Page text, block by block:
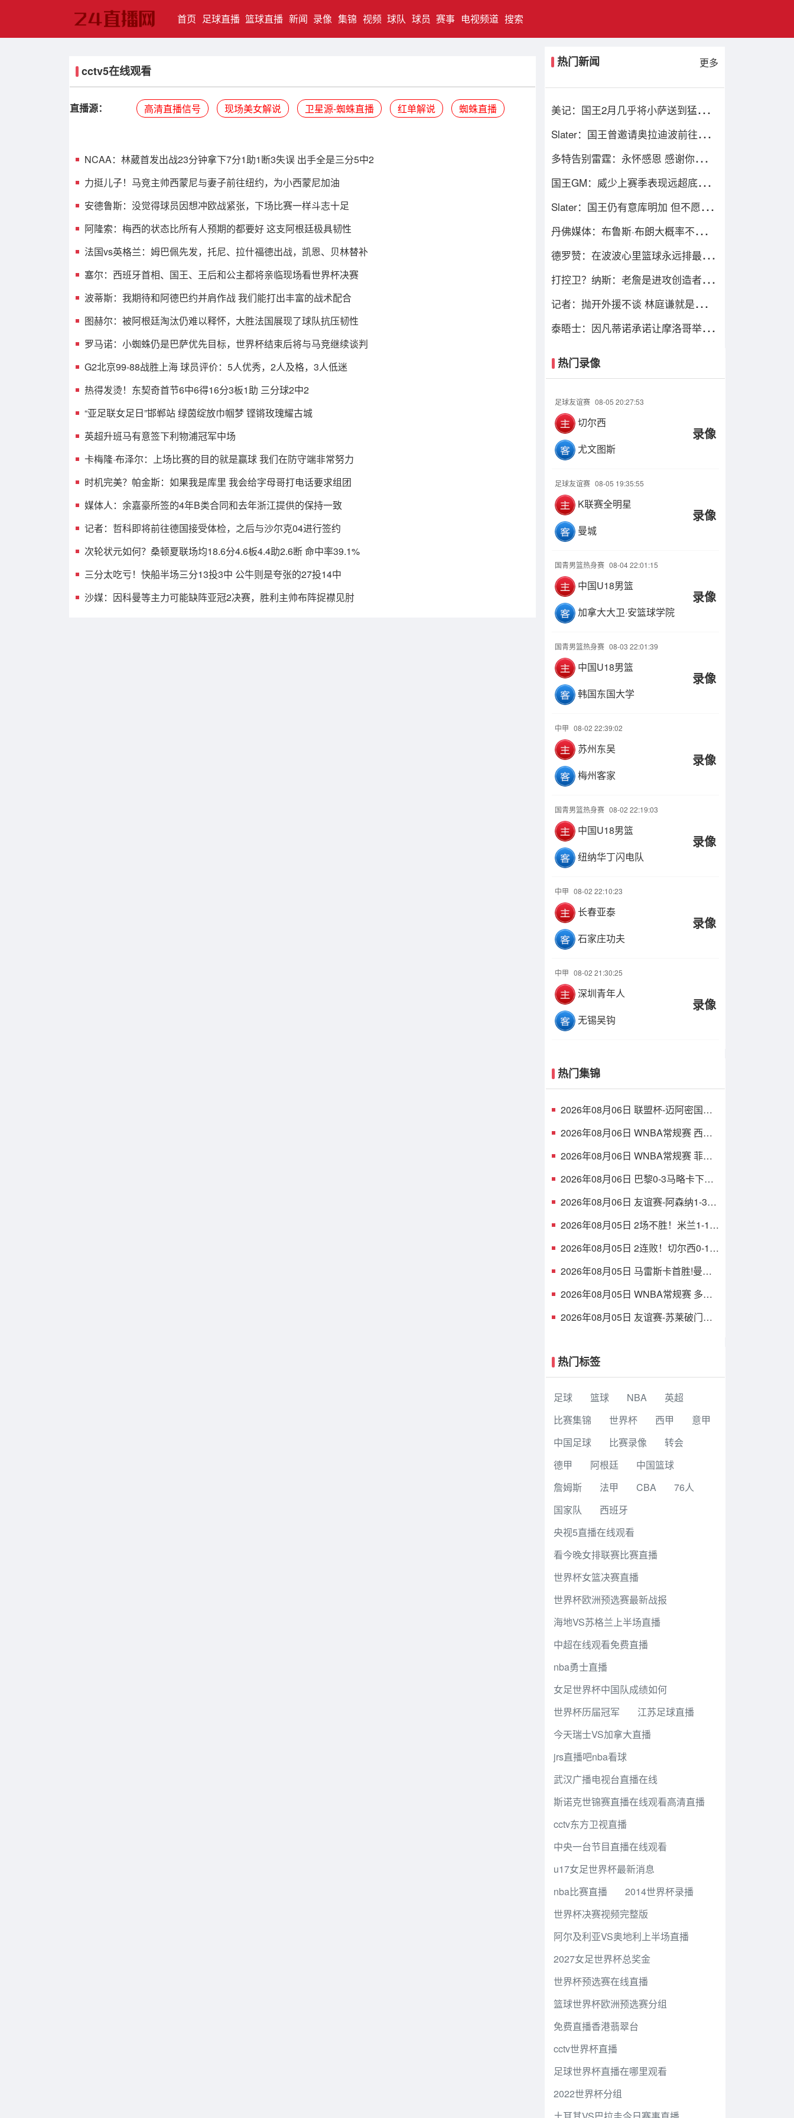
首页 (current)
足球直播 篮球直播 新闻 录像 集锦 视频 球队 球员 赛事 电视频道 搜索
cctv5在线观看
直播源： 高清直播信号 现场美女解说 卫星源-蜘蛛直播 红单解说 蜘蛛直播
NCAA：林葳首发出战23分钟拿下7分1助1断3失误 出手全是三分5中2
力挺儿子！马竞主帅西蒙尼与妻子前往纽约，为小西蒙尼加油
安德鲁斯：没觉得球员因想冲欧战紧张，下场比赛一样斗志十足
阿隆索：梅西的状态比所有人预期的都要好 这支阿根廷极具韧性
法国vs英格兰：姆巴佩先发，托尼、拉什福德出战，凯恩、贝林替补
塞尔：西班牙首相、国王、王后和公主都将亲临现场看世界杯决赛
波蒂斯：我期待和阿德巴约并肩作战 我们能打出丰富的战术配合
图赫尔：被阿根廷淘汰仍难以释怀，大胜法国展现了球队抗压韧性
罗马诺：小蜘蛛仍是巴萨优先目标，世界杯结束后将与马竞继续谈判
G2北京99-88战胜上海 球员评价：5人优秀，2人及格，3人低迷
热得发烫！东契奇首节6中6得16分3板1助 三分球2中2
“亚足联女足日”邯郸站 绿茵绽放巾帼梦 铿锵玫瑰耀古城
英超升班马有意签下利物浦冠军中场
卡梅隆·布泽尔：上场比赛的目的就是赢球 我们在防守端非常努力
时机完美？帕金斯：如果我是库里 我会给字母哥打电话要求组团
媒体人：余嘉豪所签的4年B类合同和去年浙江提供的保持一致
记者：哲科即将前往德国接受体检，之后与沙尔克04进行签约
次轮状元如何？桑顿夏联场均18.6分4.6板4.4助2.6断 命中率39.1%
三分太吃亏！快船半场三分13投3中 公牛则是夸张的27投14中
沙媒：因科曼等主力可能缺阵亚冠2决赛，胜利主帅布阵捉襟见肘
热门新闻 更多
美记：国王2月几乎将小萨送到猛龙
Slater：国王曾邀请奥拉迪波前往萨克
多特告别雷霆：永怀感恩 感谢你们七
国王GM：威少上赛季表现远超底薪
Slater：国王仍有意库明加 但不愿先
丹佛媒体：布鲁斯·布朗大概率不会回
德罗赞：在波波心里篮球永远排最后
打控卫？纳斯：老詹是进攻创造者 能
记者：抛开外援不谈 林庭谦就是天津
泰晤士：因凡蒂诺承诺让摩洛哥举办
热门录像
足球友谊赛 08-05 20:27:53
切尔西
尤文图斯
录像
足球友谊赛 08-05 19:35:55
K联赛全明星
曼城
录像
国青男篮热身赛 08-04 22:01:15
中国U18男篮
加拿大大卫·安篮球学院
录像
国青男篮热身赛 08-03 22:01:39
中国U18男篮
韩国东国大学
录像
中甲 08-02 22:39:02
苏州东吴
梅州客家
录像
国青男篮热身赛 08-02 22:19:03
中国U18男篮
纽纳华丁闪电队
录像
中甲 08-02 22:10:23
长春亚泰
石家庄功夫
录像
中甲 08-02 21:30:25
深圳青年人
无锡吴钩
录像
热门集锦
2026年08月06日 联盟杯-迈阿密国际
帽
2026年08月06日 WNBA常规赛 西雅
2026年08月06日 WNBA常规赛 菲尼
集锦
2026年08月06日 巴黎0-3马略卡下场
果
2026年08月06日 友谊赛-阿森纳1-3贝
射2传
2026年08月05日 2场不胜！米兰1-1国
莫斯登场
2026年08月05日 2连败！切尔西0-1尤
614天复出
2026年08月05日 马雷斯卡首胜!曼城
梅尼奥助攻
2026年08月05日 WNBA常规赛 多伦
2026年08月05日 友谊赛-苏莱破门迪
热门标签
足球 篮球 NBA
英超
比赛集锦
世界杯 西甲
意甲
中国足球
比赛录像
转会
德甲
阿根廷
中国篮球
詹姆斯
法甲 CBA
76人
国家队
西班牙
央视5直播在线观看
看今晚女排联赛比赛直播
世界杯女篮决赛直播
世界杯欧洲预选赛最新战报
海地VS苏格兰上半场直播
中超在线观看免费直播
nba勇士直播
女足世界杯中国队成绩如何
世界杯历届冠军
江苏足球直播
今天瑞士VS加拿大直播
jrs直播吧nba看球
武汉广播电视台直播在线
斯诺克世锦赛直播在线观看高清直播
cctv东方卫视直播
中央一台节目直播在线观看
u17女足世界杯最新消息
nba比赛直播
2014世界杯录播
世界杯决赛视频完整版
阿尔及利亚VS奥地利上半场直播
2027女足世界杯总奖金
世界杯预选赛在线直播
篮球世界杯欧洲预选赛分组
免费直播香港翡翠台
cctv世界杯直播
足球世界杯直播在哪里观看
2022世界杯分组